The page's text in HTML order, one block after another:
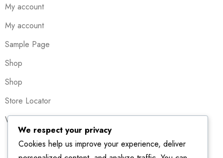
My account
My account
Sample Page
Shop
Shop
Store Locator
Wishlist
We respect your privacy
Cookies help us improve your experience, deliver